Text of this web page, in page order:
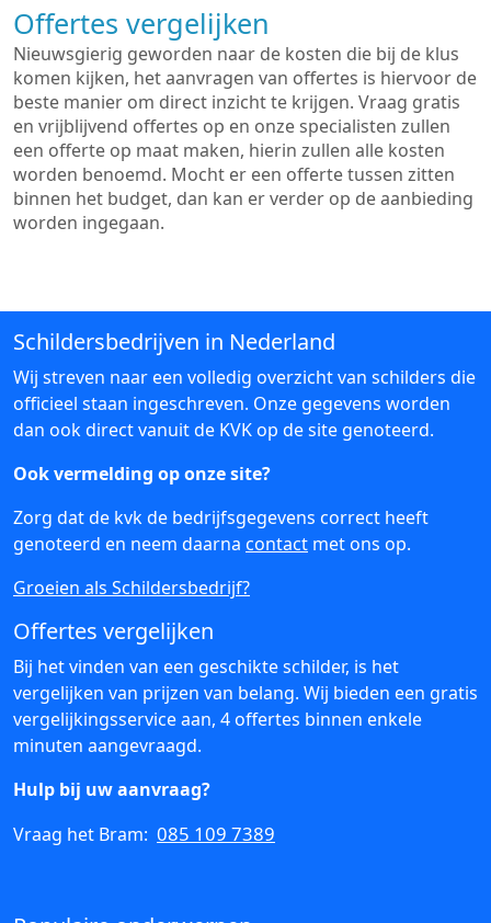
Offertes vergelijken
Nieuwsgierig geworden naar de kosten die bij de klus
komen kijken, het aanvragen van offertes is hiervoor de
beste manier om direct inzicht te krijgen. Vraag gratis
en vrijblijvend offertes op en onze specialisten zullen
een offerte op maat maken, hierin zullen alle kosten
worden benoemd. Mocht er een offerte tussen zitten
binnen het budget, dan kan er verder op de aanbieding
worden ingegaan.
Schildersbedrijven in Nederland
Wij streven naar een volledig overzicht van schilders die
officieel staan ingeschreven. Onze gegevens worden
dan ook direct vanuit de KVK op de site genoteerd.
Ook vermelding op onze site?
Zorg dat de kvk de bedrijfsgegevens correct heeft
genoteerd en neem daarna contact met ons op.
Groeien als Schildersbedrijf?
Offertes vergelijken
Bij het vinden van een geschikte schilder, is het
vergelijken van prijzen van belang. Wij bieden een gratis
vergelijkingsservice aan, 4 offertes binnen enkele
minuten aangevraagd.
Hulp bij uw aanvraag?
Vraag het Bram: 085 109 7389